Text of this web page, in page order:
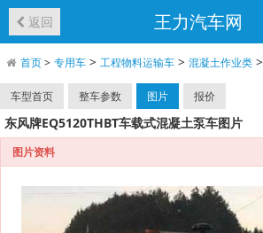
返回 王力汽车网
首页> 专用车> 工程物料运输车> 混凝土作业类>
车型首页 整车参数 图片 报价
东风牌EQ5120THBT车载式混凝土泵车图片
图片资料